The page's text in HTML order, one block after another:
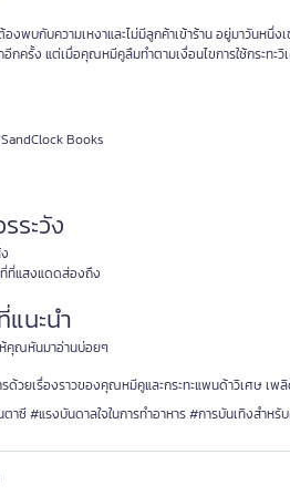
งพบกับความเหงาและไม่มีลูกค้าเข้าร้าน อยู่มาวันห
กครั้ง แต่เมื่อคุณหมีคูลืมทำตามเงื่อนไขการใช้กระทะ
Books
ระวัง
ที่ที่แสงแดดส่องถึง
นะนำ
ห้คุณหันมาอ่านบ่อยๆ
รด้วยเรื่องราวของคุณหมีคูและกระทะแพนด้าวิเศษ เ
ซี #แรงบันดาลใจในการทำอาหาร #การบันเทิงสำหรั